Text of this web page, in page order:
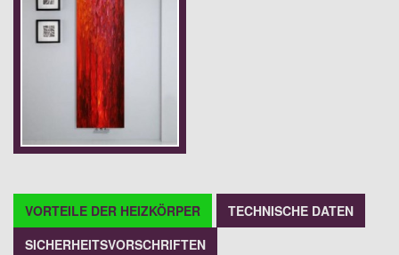
VORTEILE DER HEIZKÖRPER
TECHNISCHE DATEN
SICHERHEITSVORSCHRIFTEN